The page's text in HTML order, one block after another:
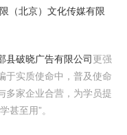
（北京）文化传媒有限
县破晓广告有限公司 更强
于实质使命中，普及使命
多家企业合营，为学员提
甚至用”。